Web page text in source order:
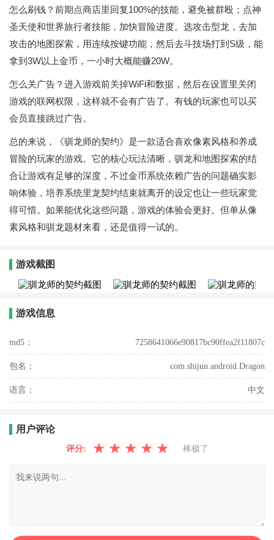
怎么刷钱？前期点商店里回复100%的技能，避免被群殴；点神
圣天使和世界旅行者技能，加快冒险进度。选攻击型龙，去加
攻击的地图探索，用连续按键功能，然后去斗技场打到S级，能
拿到3W以上金币，一小时大概能赚20W。
怎么关广告？进入游戏前关掉WiFi和数据，然后在设置里关闭
游戏的联网权限，这样就不会有广告了。有钱的玩家也可以买
会员直接跳过广告。
总的来说，《驯龙师的契约》是一款适合喜欢像素风格和养成
冒险的玩家的游戏。它的核心玩法清晰，驯龙和地图探索的结
合让游戏有足够的深度，不过金币系统依赖广告的问题确实影
响体验，培养系统里龙契约结束就离开的设定也让一些玩家觉
得可惜。如果能优化这些问题，游戏的体验会更好。但单从像
素风格和驯龙题材来看，还是值得一试的。
游戏截图
游戏信息
md5： 7258641066e90817bc90ffea2f11807c
包名： com.shijun.android.Dragon
语言： 中文
用户评论
评分: ★ ★ ★ ★ ★ 棒极了